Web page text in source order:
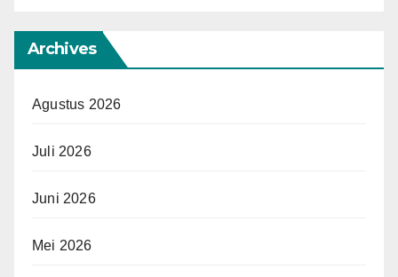
Archives
Agustus 2026
Juli 2026
Juni 2026
Mei 2026